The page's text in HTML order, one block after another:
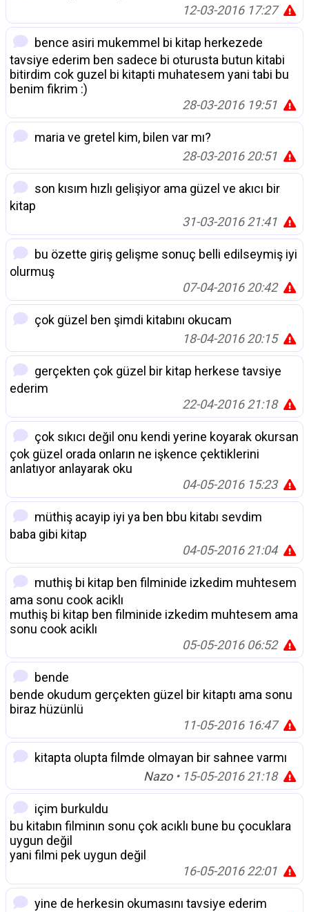
12-03-2016 17:27
bence asiri mukemmel bi kitap herkezede
tavsiye ederim ben sadece bi oturusta butun kitabi
bitirdim cok guzel bi kitapti muhatesem yani tabi bu
benim fikrim :)
28-03-2016 19:51
maria ve gretel kim, bilen var mı?
28-03-2016 20:51
son kısım hızlı gelişiyor ama güzel ve akıcı bir
kitap
31-03-2016 21:41
bu özette giriş gelişme sonuç belli edilseymiş iyi
olurmuş
07-04-2016 20:42
çok güzel ben şimdi kitabını okucam
18-04-2016 20:15
gerçekten çok güzel bir kitap herkese tavsiye
ederim
22-04-2016 21:18
çok sıkıcı değil onu kendi yerine koyarak okursan
çok güzel orada onların ne işkence çektiklerini
anlatıyor anlayarak oku
04-05-2016 15:23
müthiş acayip iyi ya ben bbu kitabı sevdim
baba gibi kitap
04-05-2016 21:04
muthiş bi kitap ben filminide izkedim muhtesem
ama sonu cook aciklı
muthiş bi kitap ben filminide izkedim muhtesem ama
sonu cook aciklı
05-05-2016 06:52
bende
bende okudum gerçekten güzel bir kitaptı ama sonu
biraz hüzünlü
11-05-2016 16:47
kitapta olupta filmde olmayan bir sahnee varmı
Nazo• 15-05-2016 21:18
içim burkuldu
bu kitabın filminın sonu çok acıklı bune bu çocuklara
uygun değil
yani filmi pek uygun değil
16-05-2016 22:01
yine de herkesin okumasını tavsiye ederim